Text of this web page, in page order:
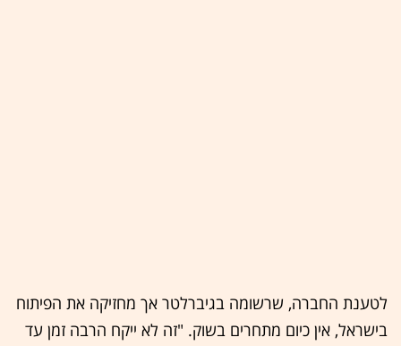
לטענת החברה, שרשומה בגיברלטר אך מחזיקה את הפיתוח
בישראל, אין כיום מתחרים בשוק. "זה לא ייקח הרבה זמן עד